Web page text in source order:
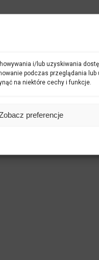
i/lub uzyskiwania
podczas przeglądania lub
na niektóre cechy i funkcje.
preferencje